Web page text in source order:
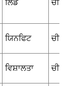
ਲਿੰਡੇ ਚੀਨ
ਯਿਨਫਿਟ ਚੀਨ
ਵਿਸ਼ਾਲਤਾ ਚੀਨ